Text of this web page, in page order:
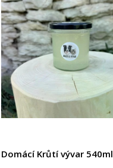
Domácí Krůtí vývar 540ml